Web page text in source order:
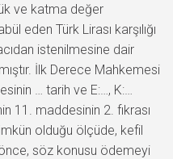
ve katma değer
eden Türk Lirası karşılığı
istenilmesine dair
İlk Derece Mahkemesi
… tarih ve E:…, K:…
11. maddesinin 2. fıkrası
olduğu ölçüde, kefil
söz konusu ödemeyi